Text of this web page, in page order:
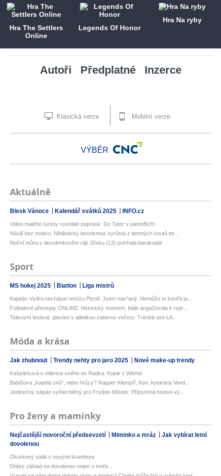
Hra The Settlers
Online
Legends Of Honor
Hra Na ryby
Autoři Předplatné Inzerce
Klasická verze Mobilní verze
VÝBĚR
Aktuálně
Blesk Vánoce Kalendář svátků 2025 INFO.cz
Video malého turisty vyvolalo poprask: Do Tater v pantoflích!
Násilí bez motivu. Nihilistický terorismus vyrůstá z temných koutů int...
Noční můra v dovolenkovém ráji: Dívku (13) potrhala barakuda!
Sport
MS hokej 2025 Biatlon Liga mistrů
Kapitán Vydra nechápal remízu Plzně: Jsem nas*aný. Nemůže to končit ja...
Fotbalové přestupy ONLINE: historický moment, Itálie angažovala k repr...
Televizní festival: plavání s atletikou zaberou večery. Trénink pro LA...
Móda a krása
Jak zhubnout Trendy nehty pro jaro 2025 Nové make-up trendy
Kašpárková o milence svého ex Radka: Kopie z Wishe!
Babišova „kapela snů“, nebo hrůzy? Rapper Klempíř, Ken, kytarista Vond...
Jedinečný tulipán vyšlechtěný pro Frýdek-Místek: Připomíná historii vý...
Pro ženy a maminky
Nejčastější novoroční předsevzetí Miminko a mráz
Jak vybírat letní
dovolenou
Okurkový salát s novými brambory
Dobrý základ na dovolenou nejen u moře...